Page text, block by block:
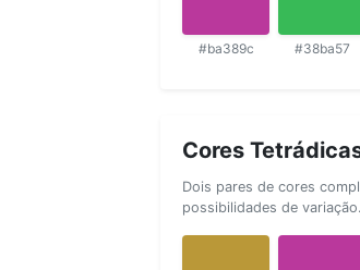
#ba389c #38ba57
Cores
Dois pares de cores
possibilidades de variação.